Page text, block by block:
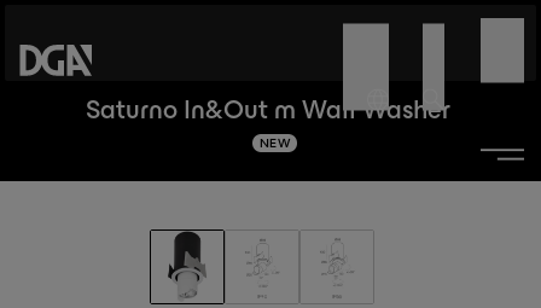
Saturno In&Out m Wall Washer
NEW